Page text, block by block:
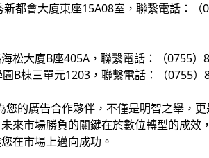
都會大廈東座15A08室，聯繫電話：（
松大廈B座405A，聯繫電話：（0755）
B棟三單元1203，聯繫電話：（0755）
的廣告合作夥伴，不僅是明智之舉，
來市場勝負的關鍵在於數位轉型的成
在市場上邁向成功。